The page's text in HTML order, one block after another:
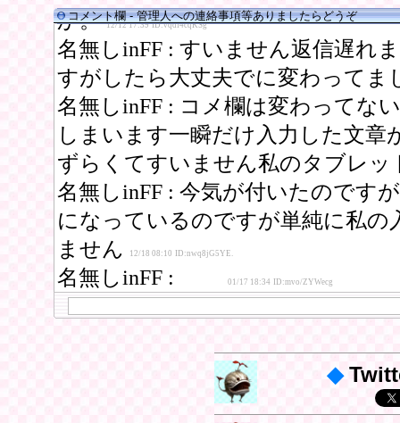
コメント欄 - 管理人への連絡事項等ありましたらどうぞ
◆